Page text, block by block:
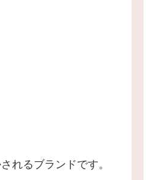
れるブランドです。